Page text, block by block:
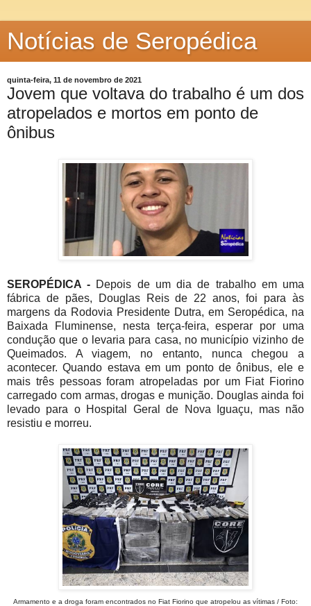
Notícias de Seropédica
quinta-feira, 11 de novembro de 2021
Jovem que voltava do trabalho é um dos
atropelados e mortos em ponto de
ônibus
SEROPÉDICA - Depois de um dia de trabalho em uma
fábrica de pães, Douglas Reis de 22 anos, foi para às
margens da Rodovia Presidente Dutra, em Seropédica, na
Baixada Fluminense, nesta terça-feira, esperar por uma
condução que o levaria para casa, no município vizinho de
Queimados. A viagem, no entanto, nunca chegou a
acontecer. Quando estava em um ponto de ônibus, ele e
mais três pessoas foram atropeladas por um Fiat Fiorino
carregado com armas, drogas e munição. Douglas ainda foi
levado para o Hospital Geral de Nova Iguaçu, mas não
resistiu e morreu.
Armamento e a droga foram encontrados no Fiat Fiorino que atropelou as vítimas / Foto: